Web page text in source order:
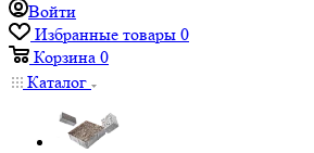
Войти
Избранные товары 0
Корзина 0
Каталог